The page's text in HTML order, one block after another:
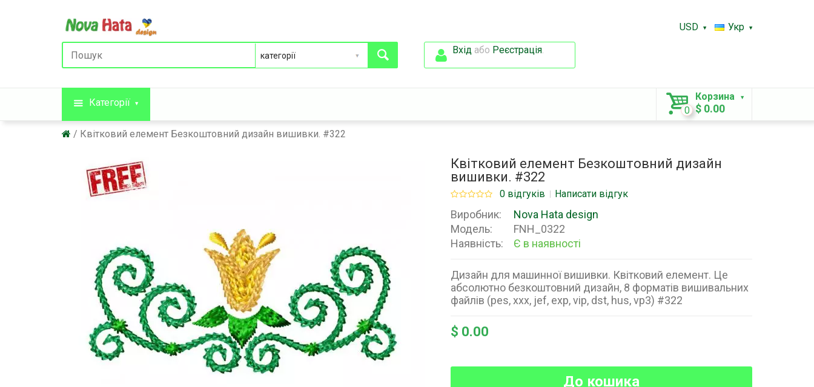
USD
Укр
Вхідабо Реєстрація.
Категорії
Корзина
0 $ 0.00
Квітковий елемент Безкоштовний дизайн вишивки. #322
Квітковий елемент Безкоштовний дизайн
вишивки. #322
0 відгуків Написати відгук
Виробник:
Nova Hata design
Модель:
FNH_0322
Наявність:
Є в наявності
Дизайн для машинної вишивки. Квітковий елемент. Це
абсолютно безкоштовний дизайн, 8 форматів вишивальних
файлів (pes, xxx, jef, exp, vip, dst, hus, vp3) #322
$ 0.00
До кошика